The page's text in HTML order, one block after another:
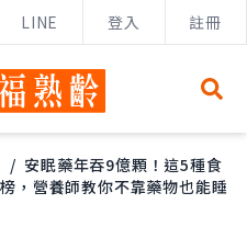
LINE 登入 註冊
/ 安眠藥年吞9億顆！這5種食
，營養師教你不靠藥物也能睡